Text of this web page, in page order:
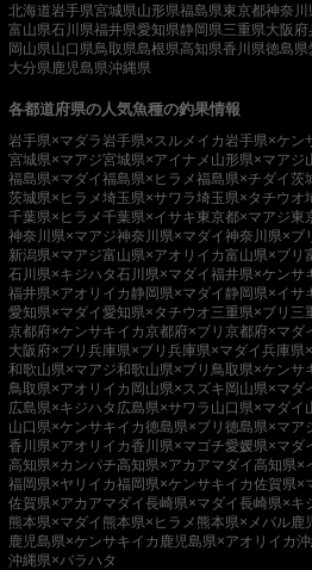
北海道岩手県宮城県山形県福島県東京都神奈川
富山県石川県福井県愛知県静岡県三重県大阪府
岡山県山口県鳥取県島根県高知県香川県徳島県
大分県 鹿児島県沖縄県
各都道府県の人気魚種の釣果情報
岩手県×マダラ 岩手県×スルメイカ 岩手県×ケン
宮城県×マアジ宮城県×アイナメ 山形県×マアジ
福島県×マダイ福島県×ヒラメ福島県×チダイ茨
茨城県×ヒラメ埼玉県×サワラ埼玉県×タチウオ
千葉県×ヒラメ千葉県×イサキ東京都×マアジ東
神奈川県×マアジ神奈川県×マダイ神奈川県×ブ
新潟県×マアジ富山県×アオリイカ富山県×ブリ
石川県×キジハタ石川県×マダイ福井県×ケンサ
福井県×アオリイカ静岡県×マダイ静岡県×イサ
愛知県×マダイ愛知県×タチウオ三重県×ブリ 三
京都府×ケンサキイカ京都府×ブリ 京都府×マダ
大阪府×ブリ 兵庫県×ブリ 兵庫県×マダイ兵庫県
和歌山県×マアジ和歌山県×ブリ 鳥取県×ケンサ
鳥取県×アオリイカ 岡山県×スズキ岡山県×マダ
広島県×キジハタ 広島県×サワラ 山口県×マダイ
山口県×ケンサキイカ徳島県×ブリ 徳島県×マア
香川県×アオリイカ香川県×マゴチ愛媛県×マダ
高知県×カンパチ高知県×アカアマダイ高知県×
福岡県×ヤリイカ福岡県×ケンサキイカ佐賀県×
佐賀県×アカアマダイ長崎県×マダイ長崎県×キ
熊本県×マダイ 熊本県×ヒラメ 熊本県×メバル鹿
鹿児島県×ケンサキイカ 鹿児島県×アオリイカ
沖縄県×バラハタ